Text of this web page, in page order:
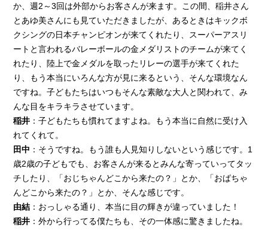
か、週2～3回は外部からお客さんが来ます。この間、稲井さん
とあゆ美さんにも見ていただきましたが、あるときはキックボ
クシングの日本チャンピオンが来てくれたり、スーパーアスリ
ートと言われるバレーボールの金メダリストのチームが来てく
れたり、陸上で金メダルを取ったリレーの選手が来てくれた
り、もう本当にいろんな方が見に来るという、そんな環境なん
ですね。子どもたちはいつもそんな素敵な大人と関われて、み
んな目をキラキラさせています。
稲井 ：子どもたちも慣れてますよね。もう本当に自然に受け入
れてくれて。
田中 ：そうですね。もう誰も人見知りしないという感じです。1
歳2歳の子どもでも、お客さんが来るとみんな寄っていってタッ
チしたり、「おじちゃんどこから来たの？」とか、「おばちゃ
んどこから来たの？」とか、そんな感じです。
由結 ：おっしゃる通り、本当に目の輝きが違っていました！
稲井 ：外から行ってる僕たちも、その一体感に驚きましたね。